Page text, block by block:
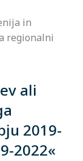
in
regionalni
ali
2019-
2022«